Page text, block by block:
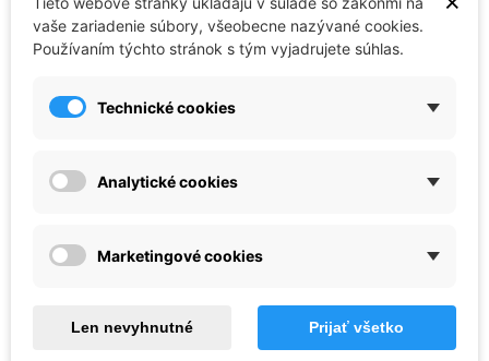
Německo
396
Mierka
67,39 €
vaše zariadenie súbory, všeobecne nazývané cookies.
Používaním týchto stránok s tým vyjadrujete súhlas.
Technické cookies
Analytické cookies
Marketingové cookies
Len nevyhnutné Prijať všetko